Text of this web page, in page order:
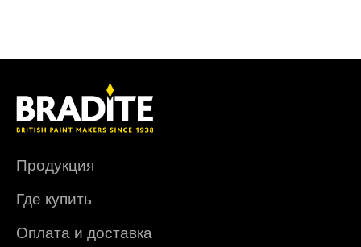
Продукция
Где купить
Оплата и доставка